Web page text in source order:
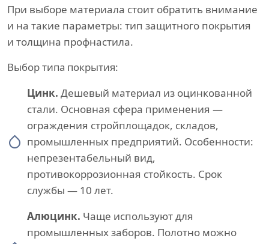
При выборе материала стоит обратить внимание
и на такие параметры: тип защитного покрытия
и толщина профнастила.
Выбор типа покрытия:
Цинк. Дешевый материал из оцинкованной
стали. Основная сфера применения —
ограждения стройплощадок, складов,
промышленных предприятий. Особенности:
непрезентабельный вид,
противокоррозионная стойкость. Срок
службы — 10 лет.
Алюцинк. Чаще используют для
промышленных заборов. Полотно можно